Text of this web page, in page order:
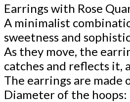
Earrings with Rose
A minimalist
sweetness and
As they move, the
catches and reflects it,
The earrings are
Diameter of the